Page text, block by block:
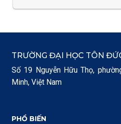
TRƯỜNG ĐẠI HỌC TÔN
Số 19 Nguyễn Hữu Thọ,
Minh, Việt Nam
PHỔ BIẾN